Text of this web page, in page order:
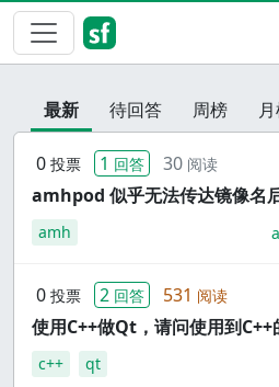
最新 待回答 周榜
0 投票 1 回答 30 阅读
amhpod 似乎无法传达镜像名
amh
0 投票 2 回答 531 阅读
使用C++做Qt，请问使用到
c++ qt